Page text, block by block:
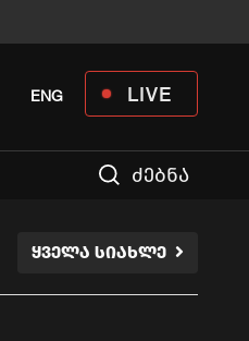
LIVE
ENG
ძებნა
ᲧᲕᲔᲚᲐ ᲡᲘᲐᲮᲚᲔ